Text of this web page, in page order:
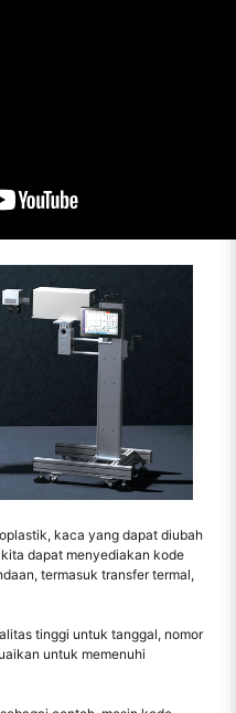
kaca yang dapat diubah
dapat menyediakan kode
termasuk transfer termal,
tinggi untuk tanggal, nomor
untuk memenuhi